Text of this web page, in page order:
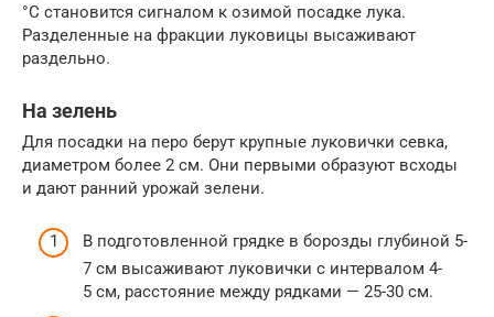
°C становится сигналом к озимой посадке лука.
Разделенные на фракции луковицы высаживают
раздельно.
На зелень
Для посадки на перо берут крупные луковички севка,
диаметром более 2 см. Они первыми образуют всходы
и дают ранний урожай зелени.
В подготовленной грядке в борозды глубиной 5-
7 см высаживают луковички с интервалом 4-
5 см, расстояние между рядками — 25-30 см.